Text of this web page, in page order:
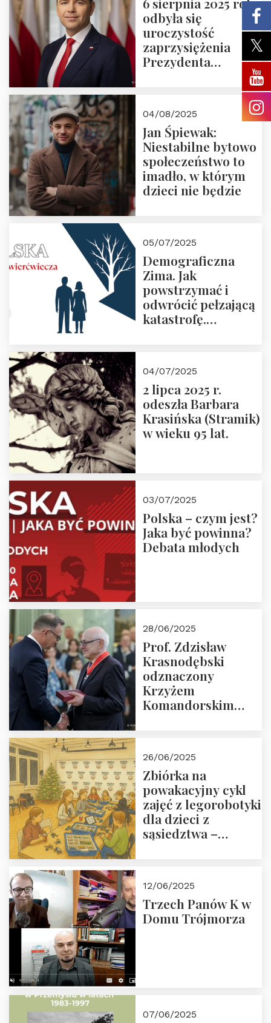
odbyła się
uroczystość
zaprzysiężenia
Prezydenta
Nawrockiego
04/08/2025
Jan Śpiewak:
Niestabilne bytowo
społeczeństwo to
imadło, w którym
dzieci nie będzie
05/07/2025
Demograficzna
Zima. Jak
powstrzymać i
odwrócić pełzającą
katastrofę.
Nowego
Ćwierćwiecza”
04/07/2025
2 lipca 2025 r.
odeszła Barbara
Krasińska (Stramik)
w wieku 95 lat.
03/07/2025
Polska – czym jest?
Jaka być powinna?
Debata młodych
28/06/2025
Prof. Zdzisław
Krasnodębski
odznaczony
Krzyżem
Komandorskim
26/06/2025
Zbiórka na
powakacyjny cykl
zajęć z legorobotyki
dla dzieci z
sąsiedztwa –
Fundacji
12/06/2025
Trzech Panów K w
Domu Trójmorza
07/06/2025